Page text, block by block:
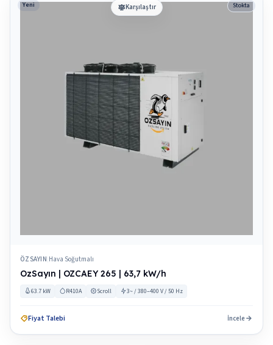
Karşılaştır
Yeni Stokta
ÖZSAYIN|Hava Soğutmalı
OzSayın | OZCAEY 265 | 63,7 kW/h
63.7 kW R410A Scroll 3~ / 380–400 V / 50 Hz
Fiyat Talebi İncele